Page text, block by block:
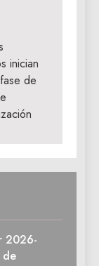
inician
de
2026-
de